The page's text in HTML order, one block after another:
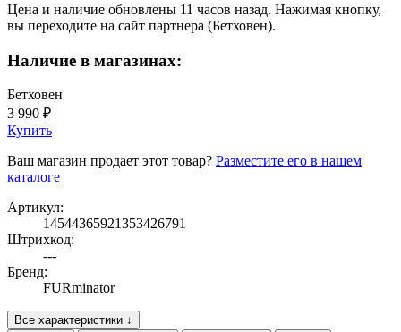
Цена и наличие обновлены 11 часов назад. Нажимая кнопку,
вы переходите на сайт партнера (Бетховен).
Наличие в магазинах:
Бетховен
3 990 ₽
Купить
Ваш магазин продает этот товар? Разместите его в нашем
каталоге
Артикул:
14544365921353426791
Штрихкод:
---
Бренд:
FURminator
Все характеристики ↓